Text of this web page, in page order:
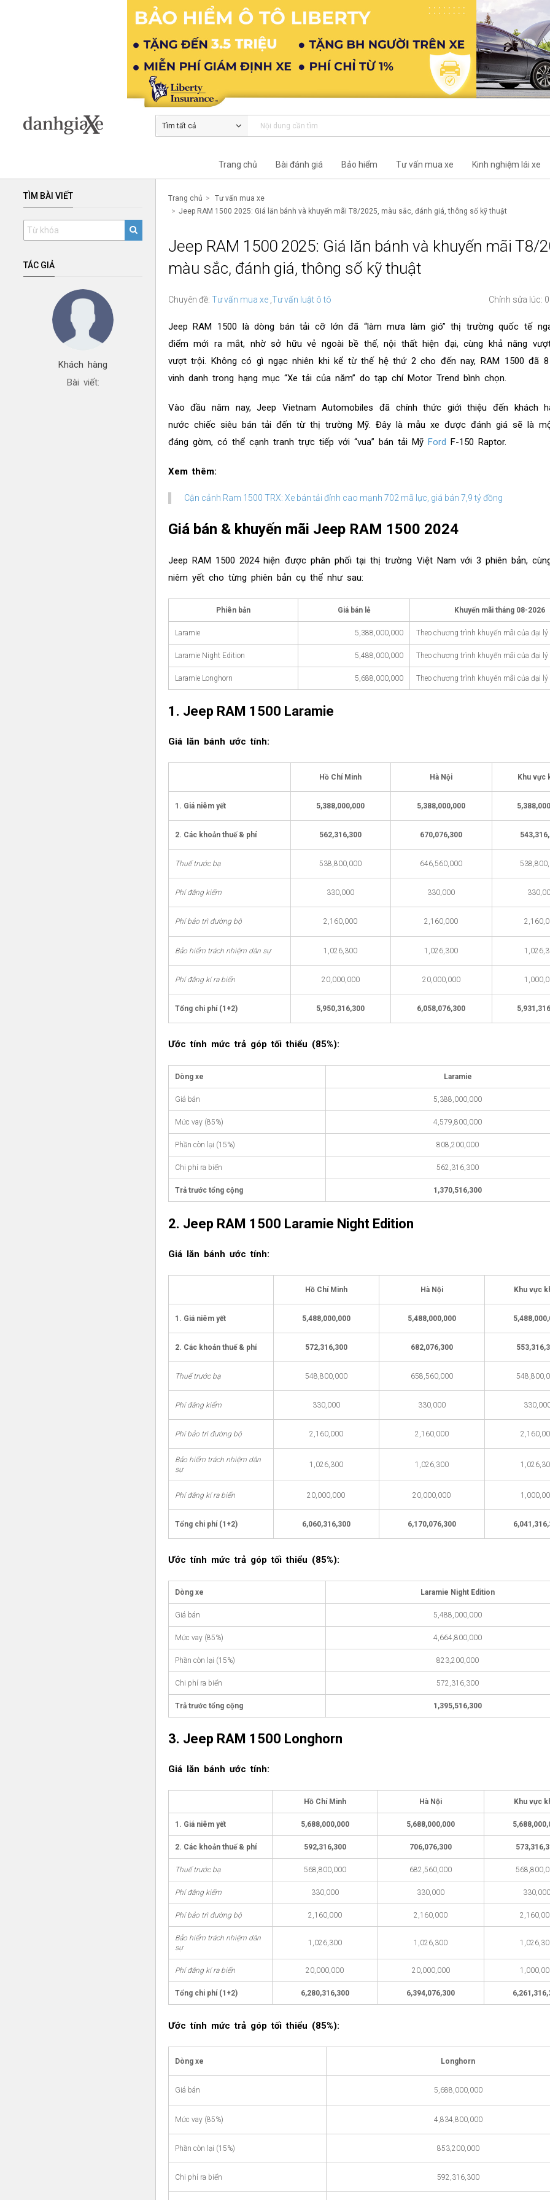
Tìm tất cả
Trang chủ Bài đánh giá Bảo hiểm Tư vấn mua xe Kinh nghiệm lái xe
TÌM BÀI VIẾT
TÁC GIẢ
Khách hàng
Bài viết:
Trang chủ
Tư vấn mua xe
Jeep RAM 1500 2025: Giá lăn bánh và khuyến mãi T8/2025, màu sắc, đánh giá, thông số kỹ thuật
Jeep RAM 1500 2025: Giá lăn bánh và khuyến mãi T8/
màu sắc, đánh giá, thông số kỹ thuật
Chuyên đề: Tư vấn mua xe, Tư vấn luật ô tô Chỉnh sửa lúc:
Jeep RAM 1500 là dòng bán tải cỡ lớn đã “làm mưa làm gió” thị trường quốc tế
điểm mới ra mắt, nhờ sở hữu vẻ ngoài bề thế, nội thất hiện đại, cùng khả năng
vượt trội. Không có gì ngạc nhiên khi kể từ thế hệ thứ 2 cho đến nay, RAM 1500 đã
vinh danh trong hạng mục “Xe tải của năm” do tạp chí Motor Trend bình chọn.
Vào đầu năm nay, Jeep Vietnam Automobiles đã chính thức giới thiệu đến khách
nước chiếc siêu bán tải đến từ thị trường Mỹ. Đây là mẫu xe được đánh giá sẽ là
đáng gờm, có thể cạnh tranh trực tiếp với “vua” bán tải Mỹ Ford F-150 Raptor.
Xem thêm:
Cận cảnh Ram 1500 TRX: Xe bán tải đỉnh cao mạnh 702 mã lực, giá bán 7,9 tỷ đồng
Giá bán & khuyến mãi Jeep RAM 1500 2024
Jeep RAM 1500 2024 hiện được phân phối tại thị trường Việt Nam với 3 phiên bản,
niêm yết cho từng phiên bản cụ thể như sau:
Phiên bản Giá bán lẻ Khuyến mãi tháng 08-2026
Laramie 5,388,000,000 Theo chương trình khuyến mãi của đại lý
Laramie Night Edition 5,488,000,000 Theo chương trình khuyến mãi của đại lý
Laramie Longhorn 5,688,000,000 Theo chương trình khuyến mãi của đại lý
1. Jeep RAM 1500 Laramie
Giá lăn bánh ước tính:
Hồ Chí Minh Hà Nội Khu vực
1. Giá niêm yết 5,388,000,000 5,388,000,000
2. Các khoản thuế & phí 562,316,300 670,076,300
Thuế trước bạ 538,800,000 646,560,000
Phí đăng kiểm 330,000 330,000
Phí bảo trì đường bộ 2,160,000 2,160,000
Bảo hiểm trách nhiệm dân sự 1,026,300 1,026,300
Phí đăng kí ra biển 20,000,000 20,000,000
Tổng chi phí (1+2) 5,950,316,300 6,058,076,300
Ước tính mức trả góp tối thiểu (85%):
Dòng xe Laramie
Giá bán 5,388,000,000
Mức vay (85%) 4,579,800,000
Phần còn lại (15%) 808,200,000
Chi phí ra biển 562,316,300
Trả trước tổng cộng 1,370,516,300
2. Jeep RAM 1500 Laramie Night Edition
Giá lăn bánh ước tính:
Hồ Chí Minh Hà Nội Khu vực
1. Giá niêm yết 5,488,000,000 5,488,000,000
2. Các khoản thuế & phí 572,316,300 682,076,300
Thuế trước bạ 548,800,000 658,560,000
Phí đăng kiểm 330,000 330,000
Phí bảo trì đường bộ 2,160,000 2,160,000
Bảo hiểm trách nhiệm dân
sự
1,026,300 1,026,300
Phí đăng kí ra biển 20,000,000 20,000,000
Tổng chi phí (1+2) 6,060,316,300 6,170,076,300
Ước tính mức trả góp tối thiểu (85%):
Dòng xe Laramie Night Edition
Giá bán 5,488,000,000
Mức vay (85%) 4,664,800,000
Phần còn lại (15%) 823,200,000
Chi phí ra biển 572,316,300
Trả trước tổng cộng 1,395,516,300
3. Jeep RAM 1500 Longhorn
Giá lăn bánh ước tính:
Hồ Chí Minh Hà Nội Khu vực
1. Giá niêm yết 5,688,000,000 5,688,000,000
2. Các khoản thuế & phí 592,316,300 706,076,300
Thuế trước bạ 568,800,000 682,560,000
Phí đăng kiểm 330,000 330,000 330,000
Phí bảo trì đường bộ 2,160,000 2,160,000
Bảo hiểm trách nhiệm dân
sự
1,026,300 1,026,300
Phí đăng kí ra biển 20,000,000 20,000,000
Tổng chi phí (1+2) 6,280,316,300 6,394,076,300
Ước tính mức trả góp tối thiểu (85%):
Dòng xe Longhorn
Giá bán 5,688,000,000
Mức vay (85%) 4,834,800,000
Phần còn lại (15%) 853,200,000
Chi phí ra biển 592,316,300